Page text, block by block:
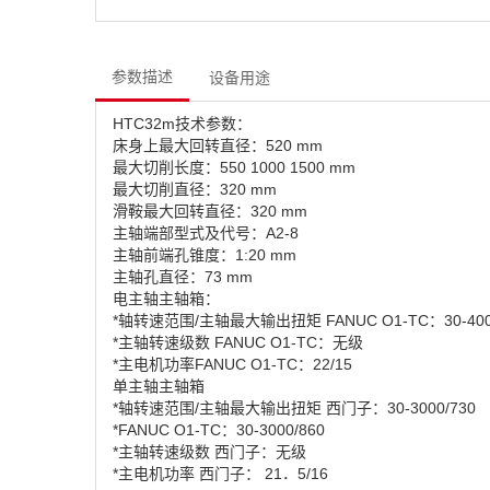
参数描述 设备用途
HTC32m技术参数：
床身上最大回转直径：520 mm
最大切削长度：550 1000 1500 mm
最大切削直径：320 mm
滑鞍最大回转直径：320 mm
主轴端部型式及代号：A2-8
主轴前端孔锥度：1:20 mm
主轴孔直径：73 mm
电主轴主轴箱：
*轴转速范围/主轴最大输出扭矩 FANUC O1-TC：30-
*主轴转速级数 FANUC O1-TC：无级
*主电机功率FANUC O1-TC：22/15
单主轴主轴箱
*轴转速范围/主轴最大输出扭矩 西门子：30-3000/730
*FANUC O1-TC：30-3000/860
*主轴转速级数 西门子：无级
*主电机功率 西门子： 21．5/16